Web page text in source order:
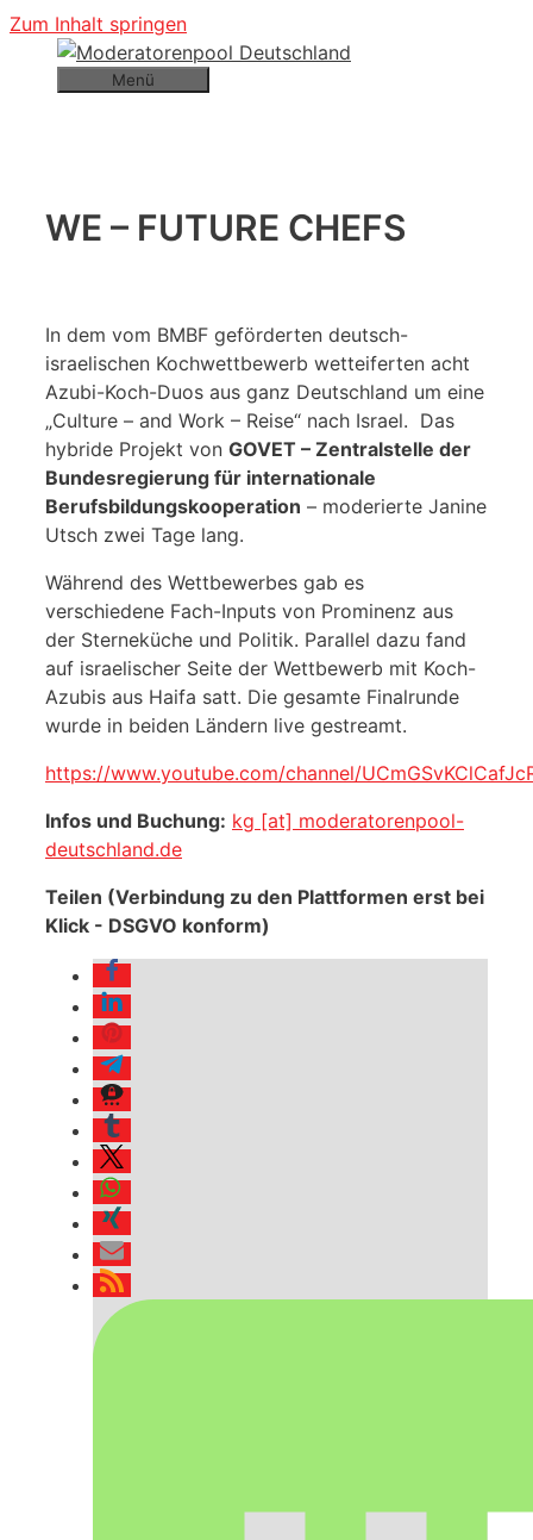
Zum Inhalt springen
Menü
WE – FUTURE CHEFS
In dem vom BMBF geförderten deutsch-
israelischen Kochwettbewerb wetteiferten acht
Azubi-Koch-Duos aus ganz Deutschland um eine
„Culture – and Work – Reise“ nach Israel. Das
hybride Projekt von GOVET – Zentralstelle der
Bundesregierung für internationale
Berufsbildungskooperation – moderierte Janine
Utsch zwei Tage lang.
Während des Wettbewerbes gab es
verschiedene Fach-Inputs von Prominenz aus
der Sterneküche und Politik. Parallel dazu fand
auf israelischer Seite der Wettbewerb mit Koch-
Azubis aus Haifa satt. Die gesamte Finalrunde
wurde in beiden Ländern live gestreamt.
https://www.youtube.com/channel/
Infos und Buchung: kg [at] moderatorenpool-
deutschland.de
Teilen (Verbindung zu den Plattformen erst bei
Klick - DSGVO konform)